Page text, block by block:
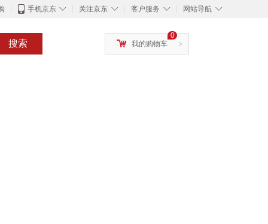
◇
手机京东 ◇
关注京东 ◇
客户服务 ◇
网站导航
搜索 >
0
我的购物车